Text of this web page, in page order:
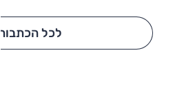
לכל הכתבות